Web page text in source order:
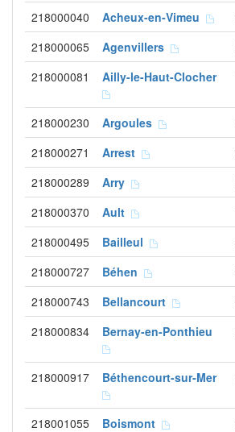
218000040 Acheux-en-Vimeu
218000065 Agenvillers
218000081 Ailly-le-Haut-Clocher
218000230 Argoules
218000271 Arrest
218000289 Arry
218000370 Ault
218000495 Bailleul
218000727 Béhen
218000743 Bellancourt
218000834 Bernay-en-Ponthieu
218000917 Béthencourt-sur-Mer
218001055 Boismont